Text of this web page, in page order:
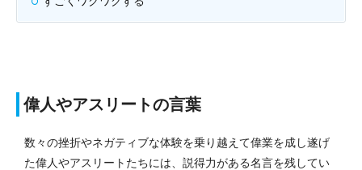
偉人やアスリートの言葉
数々の挫折やネガティブな体験を乗り越えて偉業を成し遂げ
た偉人やアスリートたちには、説得力がある名言を残してい